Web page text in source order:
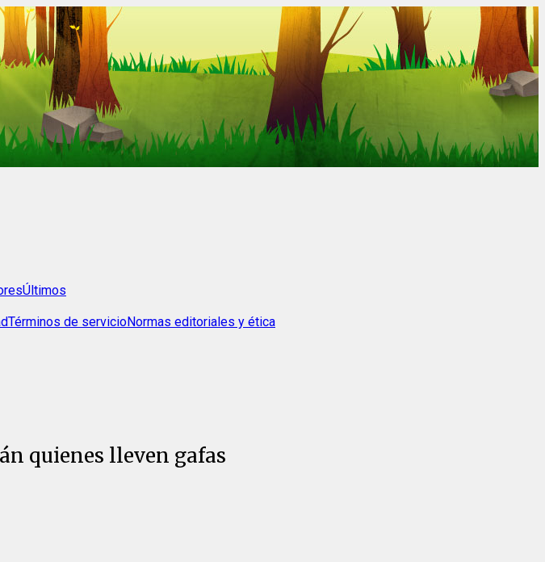
Últimos
Términos de servicioNormas editoriales y ética
quienes lleven gafas